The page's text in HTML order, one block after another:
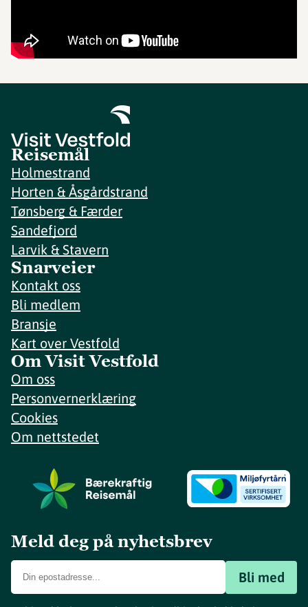
Reisemål
Holmestrand
Horten & Åsgårdstrand
Tønsberg & Færder
Sandefjord
Larvik & Stavern
Snarveier
Kontakt oss
Bli medlem
Bransje
Kart over Vestfold
Om Visit Vestfold
Om oss
Personvernerklæring
Cookies
Om nettstedet
Meld deg på nyhetsbrev
Bli med